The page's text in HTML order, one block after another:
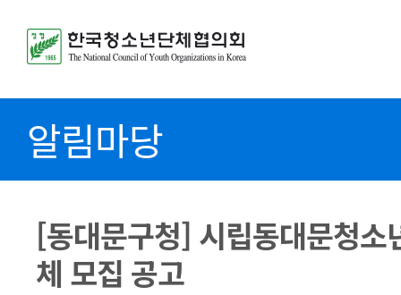
알림마당
[동대문구청] 시립동대문청소
체 모집 공고